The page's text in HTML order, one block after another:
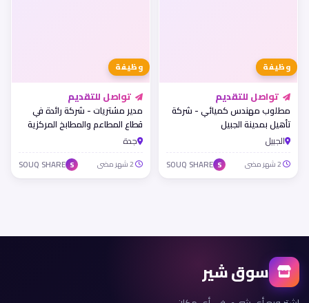
وظيفة
تواصل للتقديم
مطلوب مهندس كميائي - شركة
تأهيل بمدينة الجبيل
الجبيل
S
SOUQ SHARE
وظيفة
تواصل للتقديم
مدير مشتريات - شركة رائدة في
قطاع المطاعم والمطابخ المركزية
بجدة
جدة
S
SOUQ SHARE
سوق شير